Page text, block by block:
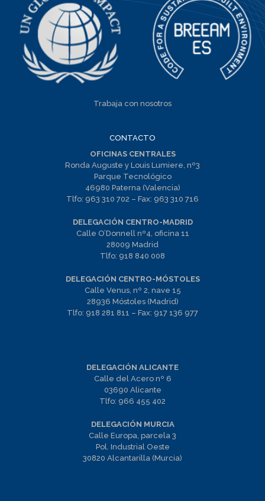
Trabaja con nosotros
CONTACTO
OFICINAS CENTRALES
Ronda Auguste y Louis Lumiere, nº3
Parque Tecnológico
46980 Paterna (Valencia)
Tlfo: 963 310 702 – Fax: 963 310 716
DELEGACIÓN CENTRO-MADRID
Calle O’Donnell nº4, oficina 11
28009 Madrid
Tlfo: 918 840 008
DELEGACIÓN CENTRO-MÓSTOLES
Calle Venus, nº 2, nave 15
28936 Móstoles (Madrid)
Tlfo: 918 281 811 – Fax: 917 136 977
DELEGACIÓN ALICANTE
Calle del Acero nº 6
03690 Alicante
Tlfo: 966 455 402
DELEGACIÓN MURCIA
Calle Europa, parcela 3
Pol. Industrial Oeste
30820 Alcantarilla (Murcia)